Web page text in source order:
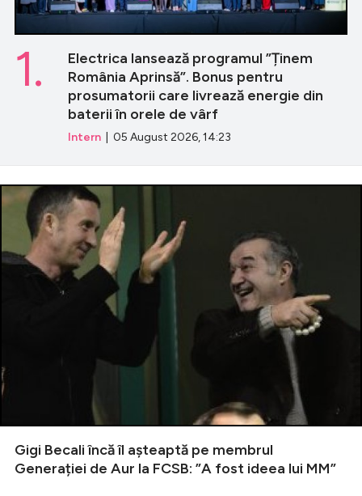
Electrica lansează programul ”Ținem
România Aprinsă”. Bonus pentru
prosumatorii care livrează energie din
baterii în orele de vârf
Intern | 05 August 2026, 14:23
1.
Gigi Becali încă îl așteaptă pe membrul
Generației de Aur la FCSB: ”A fost ideea lui MM”